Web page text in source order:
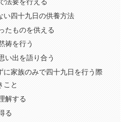
い四十九日の供養方法
たものを供える
祷を行う
い出を語り合う
に家族のみで四十九日を行う際
こと
解する
る